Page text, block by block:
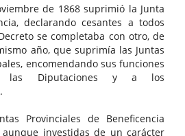
de 1868 suprimió la Junta
declarando cesantes a todos
se completaba con otro, de
año, que suprimía las Juntas
encomendando sus funciones
a las Diputaciones y a los
Provinciales de Beneficencia
investidas de un carácter